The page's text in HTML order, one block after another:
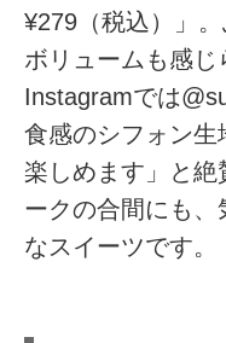
¥279（税込）」
ボリュームも感じ
Instagramでは
食感のシフォン
楽しめます」と絶
ークの合間にも、
なスイーツです。